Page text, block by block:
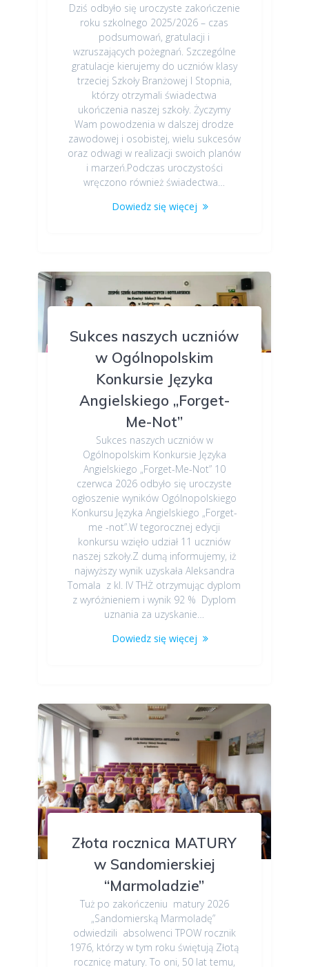
Dziś odbyło się uroczyste zakończenie
roku szkolnego 2025/2026 – czas
podsumowań, gratulacji i
wzruszających pożegnań. Szczególne
gratulacje kierujemy do uczniów klasy
trzeciej Szkoły Branżowej I Stopnia,
którzy otrzymali świadectwa
ukończenia naszej szkoły. Życzymy
Wam powodzenia w dalszej drodze
zawodowej i osobistej, wielu sukcesów
oraz odwagi w realizacji swoich planów
i marzeń.Podczas uroczystości
wręczono również świadectwa…
Dowiedz się więcej
Sukces naszych uczniów
w Ogólnopolskim
Konkursie Języka
Angielskiego „Forget-
Me-Not”
Sukces naszych uczniów w
Ogólnopolskim Konkursie Języka
Angielskiego „Forget-Me-Not” 10
czerwca 2026 odbyło się uroczyste
ogłoszenie wyników Ogólnopolskiego
Konkursu Języka Angielskiego „Forget-
me -not”.W tegorocznej edycji
konkursu wzięło udział 11 uczniów
naszej szkoły.Z dumą informujemy, iż
najwyższy wynik uzyskała Aleksandra
Tomala z kl. IV THŻ otrzymując dyplom
z wyróżnieniem i wynik 92 % Dyplom
uznania za uzyskanie…
Dowiedz się więcej
Złota rocznica MATURY
w Sandomierskiej
“Marmoladzie”
Tuż po zakończeniu matury 2026
„Sandomierską Marmoladę”
odwiedzili absolwenci TPOW rocznik
1976, którzy w tym roku świętują Złotą
rocznicę matury. To oni, 50 lat temu,